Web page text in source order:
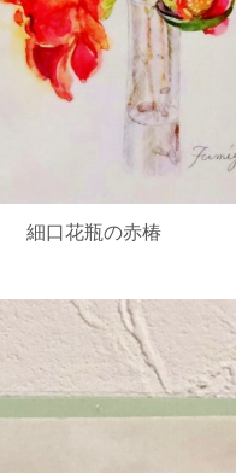
細口花瓶の赤椿